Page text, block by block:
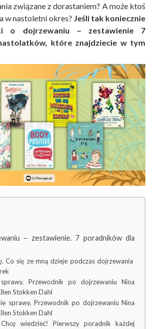
związane z dorastaniem? A może ktoś
w nastoletni okres? Jeśli tak koniecznie
o dojrzewaniu – zestawienie 7
które znajdziecie w tym
– zestawienie. 7 poradników dla
Co się ze mną dzieje podczas dojrzewania
sprawy. Przewodnik po dojrzewaniu Nina
Stokken Dahl
sprawy. Przewodnik po dojrzewaniu Nina
Stokken Dahl
Chcę wiedzieć! Pierwszy poradnik każdej